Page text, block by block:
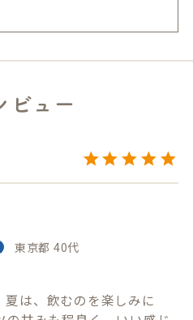
ビュー
東京都 40代
は、飲むのを楽しみに